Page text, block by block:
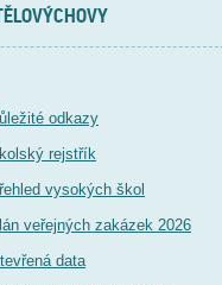
odkazy
rejstřík
vysokých škol
veřejných zakázek 2026
data